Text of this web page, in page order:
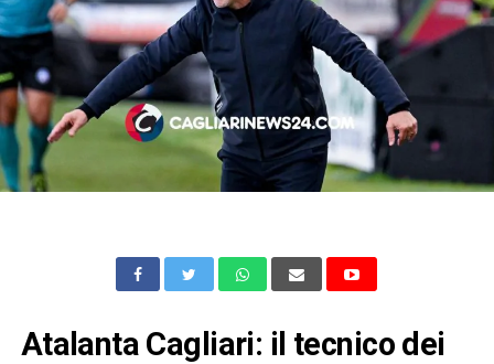
Atalanta Cagliari: il tecnico dei